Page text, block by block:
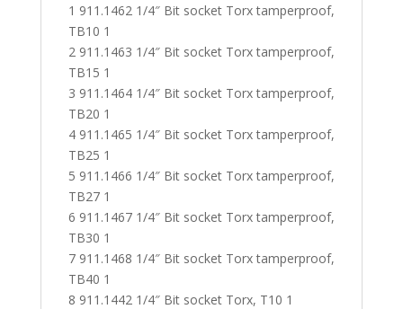
1 911.1462 1/4″ Bit socket Torx tamperproof,
TB10 1
2 911.1463 1/4″ Bit socket Torx tamperproof,
TB15 1
3 911.1464 1/4″ Bit socket Torx tamperproof,
TB20 1
4 911.1465 1/4″ Bit socket Torx tamperproof,
TB25 1
5 911.1466 1/4″ Bit socket Torx tamperproof,
TB27 1
6 911.1467 1/4″ Bit socket Torx tamperproof,
TB30 1
7 911.1468 1/4″ Bit socket Torx tamperproof,
TB40 1
8 911.1442 1/4″ Bit socket Torx, T10 1